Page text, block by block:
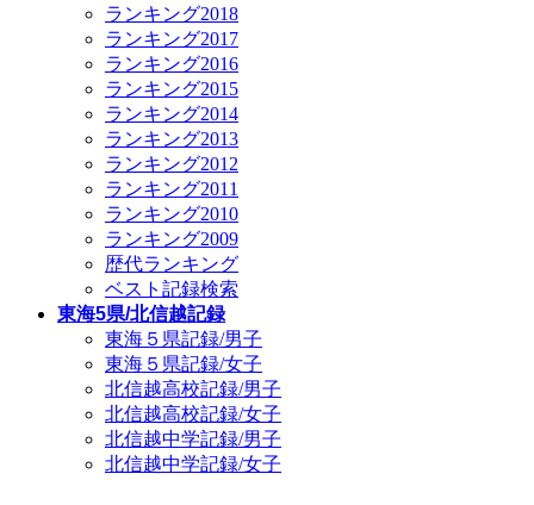
ランキング2018
ランキング2017
ランキング2016
ランキング2015
ランキング2014
ランキング2013
ランキング2012
ランキング2011
ランキング2010
ランキング2009
歴代ランキング
ベスト記録検索
東海5県/北信越記録
東海５県記録/男子
東海５県記録/女子
北信越高校記録/男子
北信越高校記録/女子
北信越中学記録/男子
北信越中学記録/女子